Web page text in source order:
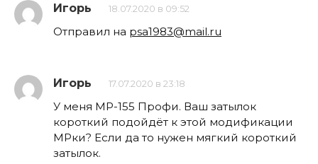
Игорь 18.07.2020 в 09:52
Отправил на psa1983@mail.ru
Игорь 17.07.2020 в 23:18
У меня МР-155 Профи. Ваш затылок
короткий подойдёт к этой модификации
МРки? Если да то нужен мягкий короткий
затылок.